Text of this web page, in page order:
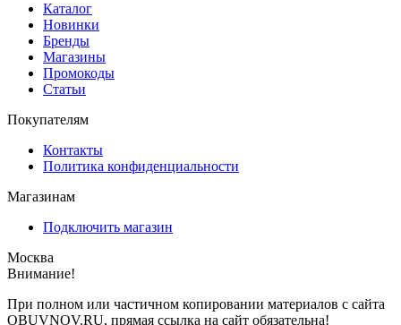
Каталог
Новинки
Бренды
Магазины
Промокоды
Статьи
Покупателям
Контакты
Политика конфиденциальности
Магазинам
Подключить магазин
Москва
Внимание!
При полном или частичном копировании материалов с сайта
OBUVNOV.RU, прямая ссылка на сайт обязательна!